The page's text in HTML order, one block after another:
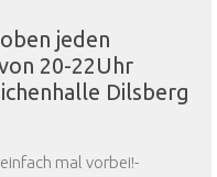
jeden
20-22Uhr
Dilsberg
mal vorbei!-